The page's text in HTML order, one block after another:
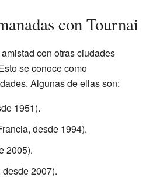
con Tournai
con otras ciudades
se conoce como
Algunas de ellas son:
1951).
desde 1994).
2005).
2007).